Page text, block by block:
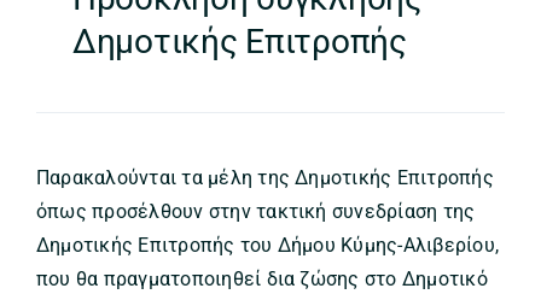
Δημοτικής Επιτροπής
Παρακαλούνται τα μέλη της Δημοτικής Επιτροπής
όπως προσέλθουν στην τακτική συνεδρίαση της
Δημοτικής Επιτροπής του Δήμου Κύμης-Αλιβερίου,
που θα πραγματοποιηθεί δια ζώσης στο Δημοτικό